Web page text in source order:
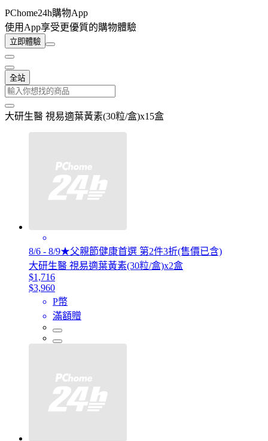
PChome24h購物App
使用App享受更優質的購物體驗
立即體驗
全站
大研生醫 視易適葉黃素(30粒/盒)x15盒
8/6 - 8/9★父親節健康首選 第2件3折(售價已含)
大研生醫 視易適葉黃素(30粒/盒)x2盒
$1,716
$3,960
P幣
滿額贈